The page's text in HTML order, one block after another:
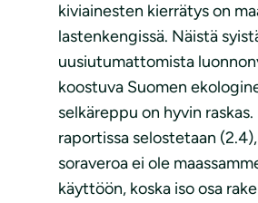
kiviainesten kierrätys on
lastenkengissä. Näistä
uusiutumattomista
koostuva Suomen
selkäreppu on hyvin
raportissa selostetaan
soraveroa ei ole
käyttöön, koska iso osa